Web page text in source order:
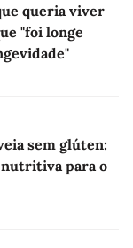
queria viver
"foi longe
sem glúten:
para o